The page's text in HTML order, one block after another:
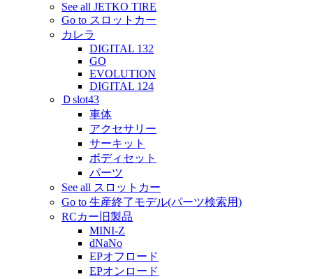
See all JETKO TIRE
Go to スロットカー
カレラ
DIGITAL 132
GO
EVOLUTION
DIGITAL 124
Ｄslot43
車体
アクセサリー
サーキット
ボディセット
パーツ
See all スロットカー
Go to 生産終了モデル(パーツ検索用)
RCカー旧製品
MINI-Z
dNaNo
EPオフロード
EPオンロード